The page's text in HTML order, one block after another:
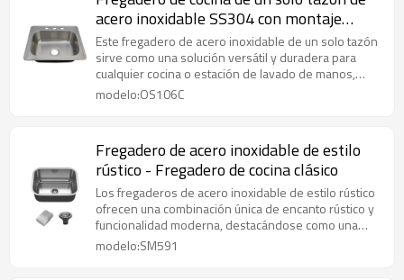
acero inoxidable SS304 con montaje
superior
Este fregadero de acero inoxidable de un solo tazón
sirve como una solución versátil y duradera para
cualquier cocina o estación de lavado de manos,
combinando una funcionalidad práctica con un fácil
modelo:OS106C
Fregadero de acero inoxidable de estilo
rústico - Fregadero de cocina clásico
Los fregaderos de acero inoxidable de estilo rústico
ofrecen una combinación única de encanto rústico y
funcionalidad moderna, destacándose como una
elegante pieza central entre todos los fregaderos
modelo:SM591